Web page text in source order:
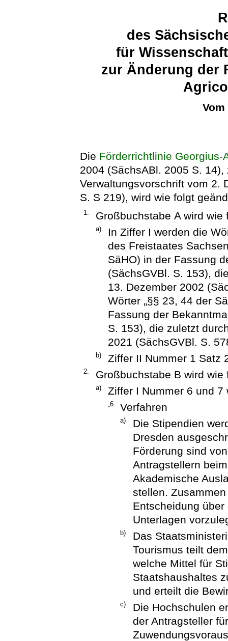
des
für
zur Änderung der
Die Förderrichtlinie Georgius-
2004 (SächsABl. 2005 S.
Verwaltungsvorschrift vom 2.
S. S 219), wird wie folgt
1. Großbuchstabe A wird wie
a)
In Ziffer I werden die
des Freistaates
SäHO) in der Fassung
(SächsGVBl. S. 153),
13. Dezember 2002
Wörter „§§ 23, 44 der
Fassung der
S. 153), die zuletzt
2021 (SächsGVBl. S.
b) Ziffer II Nummer 1 Satz
2. Großbuchstabe B wird wie
a) Ziffer I Nummer 6 und
„6. Verfahren
a)
Die Stipendien
Dresden
Förderung sind
Antragstellern
Akademische
stellen.
Entscheidung
Unterlagen
b)
Das
Tourismus teilt
welche Mittel für
Staatshaushaltes
und erteilt die
c)
Die Hochschulen
der Antragsteller